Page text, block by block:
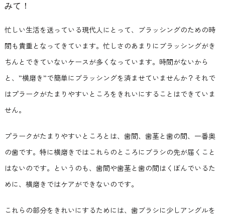
みて！
忙しい生活を送っている現代人にとって、ブラッシングのための時
間も貴重となってきています。忙しさのあまりにブラッシングがき
ちんとできていないケースが多くなっています。時間がないから
と、”横磨き”で簡単にブラッシングを済ませていませんか？それで
はプラークがたまりやすいところをきれいにすることはできていま
せん。
プラークがたまりやすいところとは、歯間、歯茎と歯の間、一番奥
の歯です。特に横磨きではこれらのところにブラシの先が届くこと
はないのです。というのも、歯間や歯茎と歯の間はくぼんでいるた
めに、横磨きではケアができないのです。
これらの部分をきれいにするためには、歯ブラシに少しアングルを